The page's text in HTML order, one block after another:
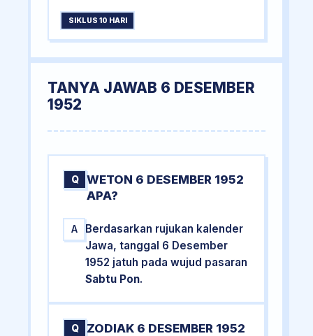
SIKLUS 10 HARI
TANYA JAWAB 6 DESEMBER
1952
Q
WETON 6 DESEMBER 1952
APA?
A
Berdasarkan rujukan kalender
Jawa, tanggal 6 Desember
1952 jatuh pada wujud pasaran
Sabtu Pon.
Q
ZODIAK 6 DESEMBER 1952